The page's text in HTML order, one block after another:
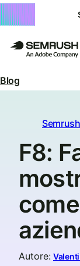
Blog
Semrush
F8:
Autore: